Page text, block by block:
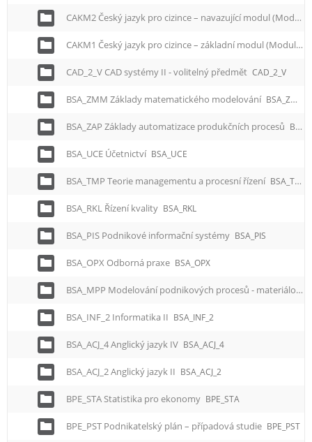
CAKM2 Český jazyk pro cizince – navazující modul (Modul M2)
CAKM1 Český jazyk pro cizince – základní modul (Modul M1)
CAD_2_V CAD systémy II - volitelný předmět CAD_2_V
BSA_ZMM Základy matematického modelování BSA_ZMM
BSA_ZAP Základy automatizace produkčních procesů BSA_ZAP
BSA_UCE Účetnictví BSA_UCE
BSA_TMP Teorie managementu a procesní řízení BSA_TMP
BSA_RKL Řízení kvality BSA_RKL
BSA_PIS Podnikové informační systémy BSA_PIS
BSA_OPX Odborná praxe BSA_OPX
BSA_MPP Modelování podnikových procesů - materiálové toky
BSA_INF_2 Informatika II BSA_INF_2
BSA_ACJ_4 Anglický jazyk IV BSA_ACJ_4
BSA_ACJ_2 Anglický jazyk II BSA_ACJ_2
BPE_STA Statistika pro ekonomy BPE_STA
BPE_PST Podnikatelský plán – případová studie BPE_PST